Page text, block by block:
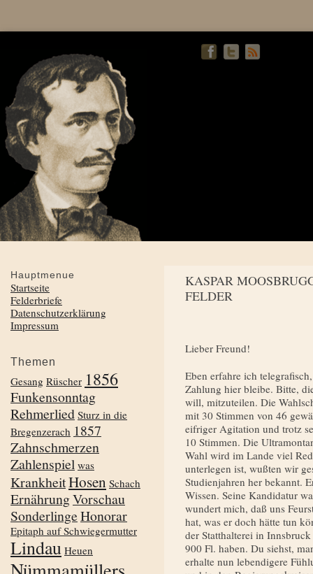
KASPAR
FELDER
Lieber Freund!
Eben erfahre ich
Zahlung hier bleibe. Bitte,
will, mitzuteilen. Die
mit 30 Stimmen von 46
eifriger Agitation und trotz
10 Stimmen. Die
Wahl wird im Lande viel
unterlegen ist, wußten wir
Studienjahren her bekannt.
Wissen. Seine Kandidatur
wundert mich, daß uns
hat, was er doch hätte tun
der Statthalterei in
900 Fl. haben. Du siehst,
erhalte nun lebendigere
Hauptmenue
Startseite
Felderbriefe
Datenschutzerklärung
Impressum
Themen
Gesang Rüscher 1856
Funkensonntag
Rehmerlied Sturz in die
Bregenzerach 1857
Zahnschmerzen
Zahlenspiel was
KrankheitHosen Schach
ErnährungVorschau
SonderlingeHonorar
Epitaph auf Schwiegermutter
Lindau Heuen